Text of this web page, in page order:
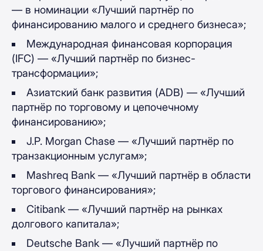
— в номинации «Лучший партнёр по
финансированию малого и среднего бизнеса»;
Международная финансовая корпорация
(IFC) — «Лучший партнёр по бизнес-
трансформации»;
Азиатский банк развития (ADB) — «Лучший
партнёр по торговому и цепочечному
финансированию»;
J.P. Morgan Chase — «Лучший партнёр по
транзакционным услугам»;
Mashreq Bank — «Лучший партнёр в области
торгового финансирования»;
Citibank — «Лучший партнёр на рынках
долгового капитала»;
Deutsche Bank — «Лучший партнёр по